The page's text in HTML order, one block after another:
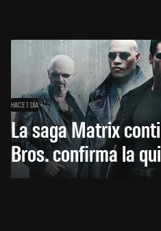
HACE 1 DÍA
La saga Matrix
Bros. confirma la